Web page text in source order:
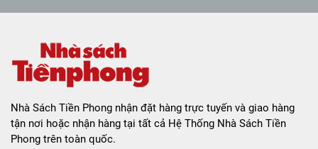
Nhà Sách Tiền Phong nhận đặt hàng trực tuyến và giao hàng
tận nơi hoặc nhận hàng tại tất cả Hệ Thống Nhà Sách Tiền
Phong trên toàn quốc.